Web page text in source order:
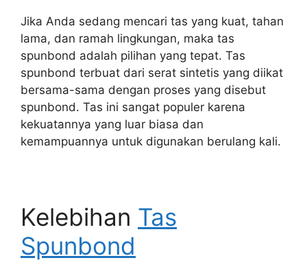
Jika Anda sedang mencari tas yang kuat, tahan
lama, dan ramah lingkungan, maka tas
spunbond adalah pilihan yang tepat. Tas
spunbond terbuat dari serat sintetis yang diikat
bersama-sama dengan proses yang disebut
spunbond. Tas ini sangat populer karena
kekuatannya yang luar biasa dan
kemampuannya untuk digunakan berulang kali.
Kelebihan Tas
Spunbond